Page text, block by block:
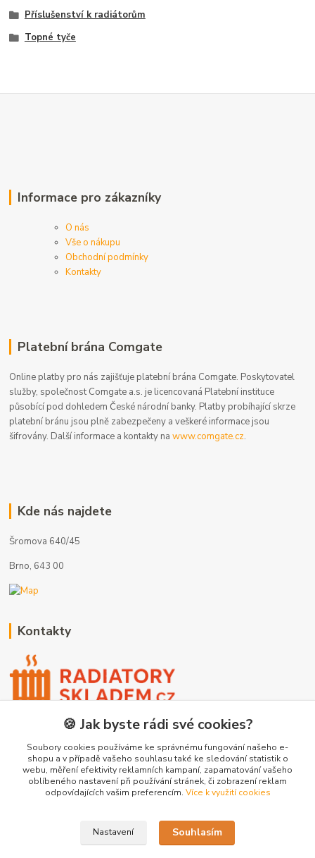
Příslušenství k radiátorům
Topné tyče
Informace pro zákazníky
O nás
Vše o nákupu
Obchodní podmínky
Kontakty
Platební brána Comgate
Online platby pro nás zajišťuje platební brána Comgate. Poskytovatel
služby, společnost Comgate a.s. je licencovaná Platební instituce
působící pod dohledem České národní banky. Platby probíhající skrze
platební bránu jsou plně zabezpečeny a veškeré informace jsou
šifrovány. Další informace a kontakty nawww.comgate.cz.
Kde nás najdete
Šromova 640/45
Brno, 643 00
Kontakty
+420 775 872 753
(Po-Pá, 8-17 hod.)
info@radiatory-skladem.cz
🍪 Jak byste rádi své cookies?
Soubory cookies používáme ke správnému fungování našeho e-
shopu a v případě vašeho souhlasu také ke sledování statistik o
webu, měření efektivity reklamních kampaní, zapamatování vašeho
oblíbeného nastavení při používání stránek, či zobrazení reklam
odpovídajících vašim preferencím. Více k využití cookies
Nastavení Souhlasím